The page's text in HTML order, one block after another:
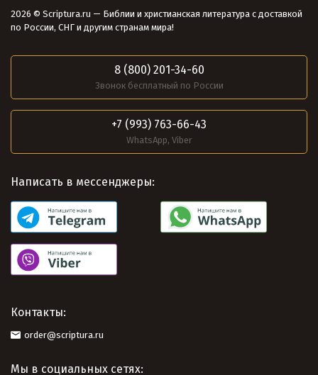
2026 © Scriptura.ru — Библии и христианская литература с доставкой
по России, СНГ и другим странам мира!
8 (800) 201-34-60
Звонок бесплатный по России
+7 (993) 763-66-43
WhatsApp, Viber
Написать в мессенджеры:
Контакты:
order@scriptura.ru
Мы в социальных сетях: